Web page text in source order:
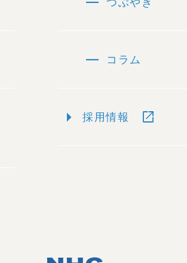
remove コラム
arrow_right 採用情報 open_in_new